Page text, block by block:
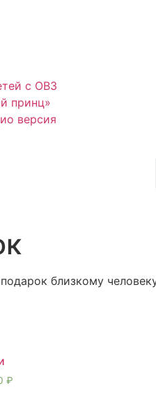
с ОВЗ
принц»
версия
близкому
₽